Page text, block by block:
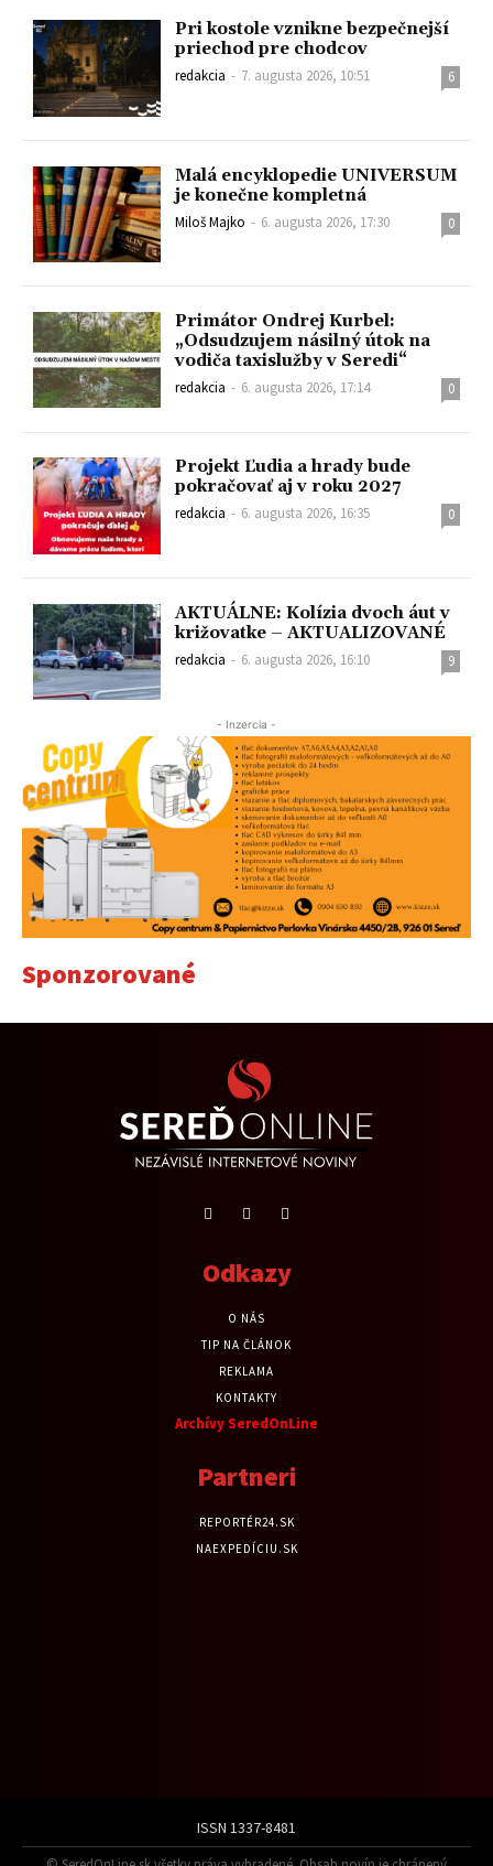
Pri kostole vznikne bezpečnejší
priechod pre chodcov
redakcia - 7. augusta 2026, 10:51 6
Malá encyklopedie UNIVERSUM
je konečne kompletná
Miloš Majko - 6. augusta 2026, 17:30 0
Primátor Ondrej Kurbel:
„Odsudzujem násilný útok na
vodiča taxislužby v Seredi“
redakcia - 6. augusta 2026, 17:14 0
Projekt Ľudia a hrady bude
pokračovať aj v roku 2027
redakcia - 6. augusta 2026, 16:35 0
AKTUÁLNE: Kolízia dvoch áut v
križovatke – AKTUALIZOVANÉ
redakcia - 6. augusta 2026, 16:10 9
- Inzercia -
Sponzorované
Odkazy
O NÁS
TIP NA ČLÁNOK
REKLAMA
KONTAKTY
Archívy SeredOnLine
Partneri
REPORTÉR24.SK
NAEXPEDÍCIU.SK
ISSN 1337-8481